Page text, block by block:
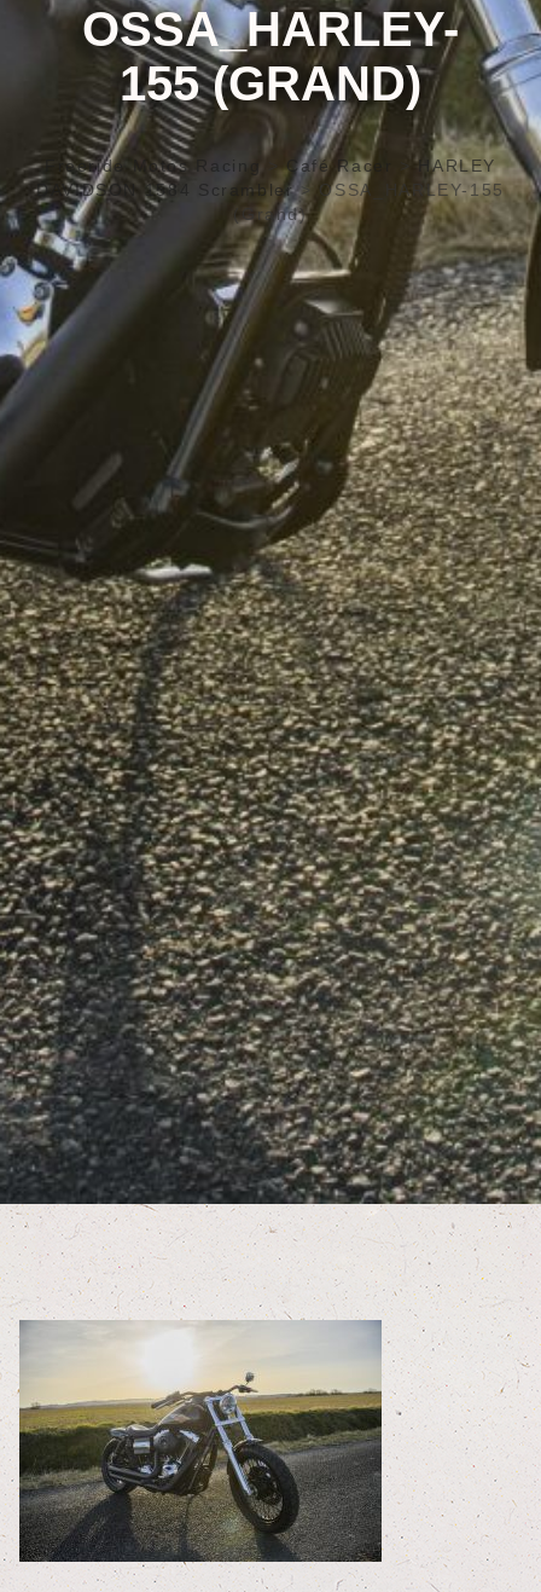
OSSA_HARLEY-
155 (GRAND)
Freeride Motos Racing >Café Racer >HARLEY
DAVIDSON 1584 Scrambler>
OSSA_HARLEY-155
(Grand)